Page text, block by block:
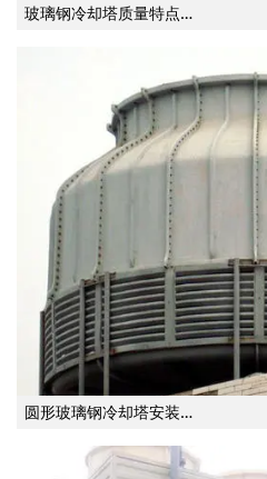
玻璃钢冷却塔质量特点…
圆形玻璃钢冷却塔安装…